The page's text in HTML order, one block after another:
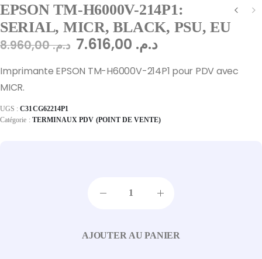
EPSON TM-H6000V-214P1:
SERIAL, MICR, BLACK, PSU, EU
د.م.8.960,00 د.م.
Imprimante EPSON TM-H6000V-214P1 pour PDV avec
MICR.
UGS :C31CG62214P1
Catégorie : TERMINAUX PDV (POINT DE VENTE)
AJOUTER AU PANIER